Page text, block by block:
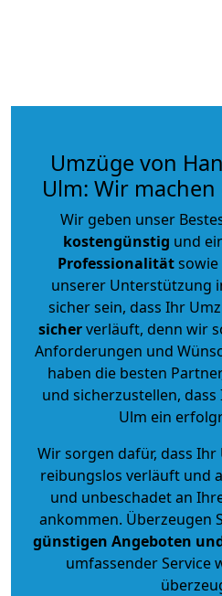
Umzüge von
Ulm: Wir
Wir geben unser
kostengünstig und
Professionalität
unserer Unterstützung
sicher sein, dass Ihr
sicherverläuft, denn wir
Anforderungen und
haben die besten
und sicherzustellen,
Ulm ein
Wir sorgen dafür, dass
reibungslos verläuft und
und unbeschadet an
ankommen. Überzeugen
günstigen Angeboten
umfassender Service